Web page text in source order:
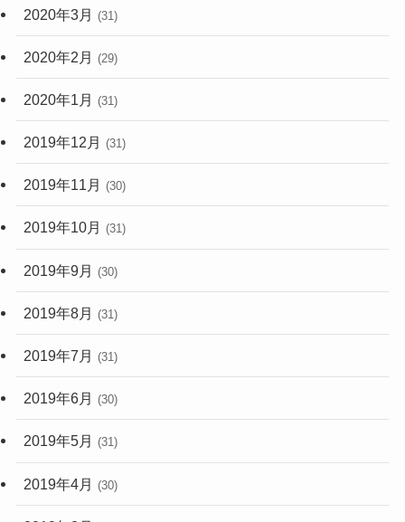
2020年3月 (31)
2020年2月 (29)
2020年1月 (31)
2019年12月 (31)
2019年11月 (30)
2019年10月 (31)
2019年9月 (30)
2019年8月 (31)
2019年7月 (31)
2019年6月 (30)
2019年5月 (31)
2019年4月 (30)